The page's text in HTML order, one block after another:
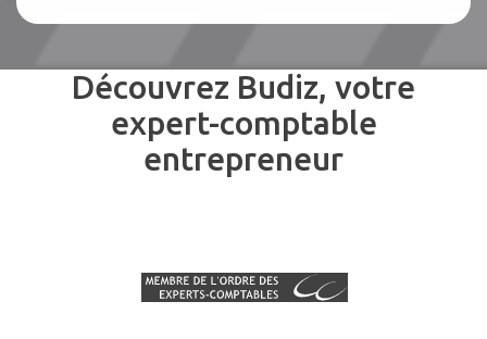
Découvrez Budiz, votre
expert-comptable
entrepreneur